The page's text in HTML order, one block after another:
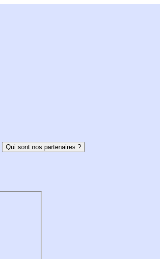
Qui sont nos partenaires ?